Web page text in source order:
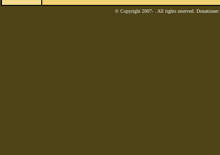
© Copyright 2007- . All rights reserved.